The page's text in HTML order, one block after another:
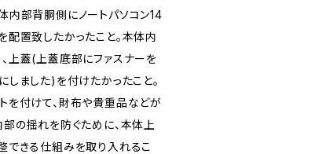
内部背胴側にノートパソコン14
配置致したかったこと。本体内
上蓋(上蓋底部にファスナーを
しました)を付けたかったこと。
を付けて、財布や貴重品などが
部の揺れを防ぐために、本体上
できる仕組みを取り入れるこ